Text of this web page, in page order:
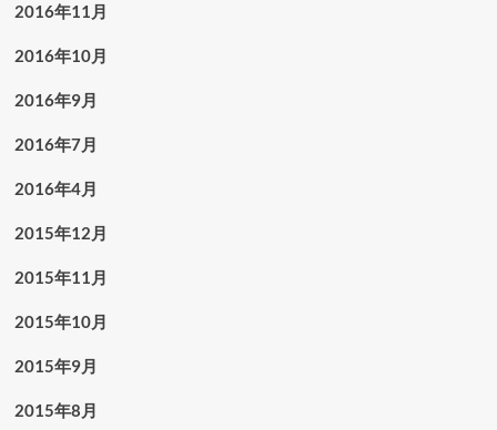
2016年11月
2016年10月
2016年9月
2016年7月
2016年4月
2015年12月
2015年11月
2015年10月
2015年9月
2015年8月